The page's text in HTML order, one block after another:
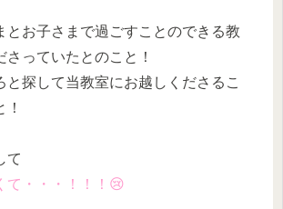
とお子さまで過ごすことのできる教
っていたとのこと！
と探して当教室にお越しくださるこ
て
て・・・！！！😢